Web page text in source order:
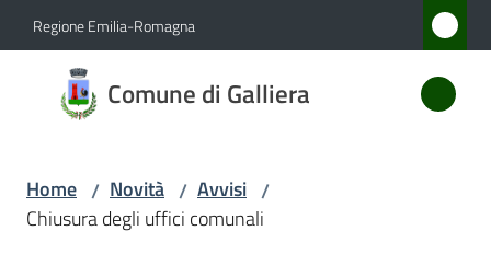
Vai al contenuto
Vai alla navigazione
Vai al footer
Regione Emilia-Romagna
Comune di Galliera
Comune
di
Amministrazione
Home / Novità / Avvisi /
Chiusura degli uffici comunali